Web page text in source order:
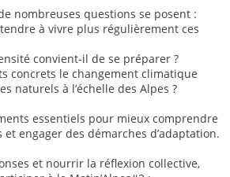
nombreuses questions se posent :
à vivre plus régulièrement ces
convient-il de se préparer ?
concrets le changement climatique
naturels à l’échelle des Alpes ?
essentiels pour mieux comprendre
engager des démarches d’adaptation.
et nourrir la réflexion collective,